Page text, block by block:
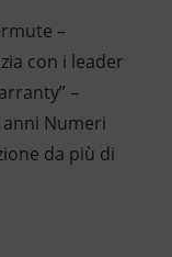
–
con i leader
–
Numeri
da più di